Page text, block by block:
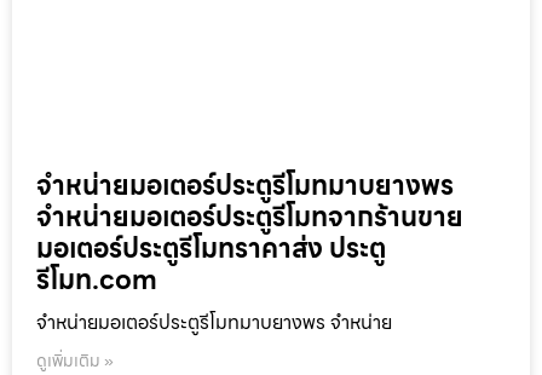
จำหน่ายมอเตอร์ประตูรีโมทมาบยางพร
จำหน่ายมอเตอร์ประตูรีโมทจากร้านขาย
มอเตอร์ประตูรีโมทราคาส่ง ประตู
รีโมท.com
จำหน่ายมอเตอร์ประตูรีโมทมาบยางพร จำหน่าย
ดูเพิ่มเติม »